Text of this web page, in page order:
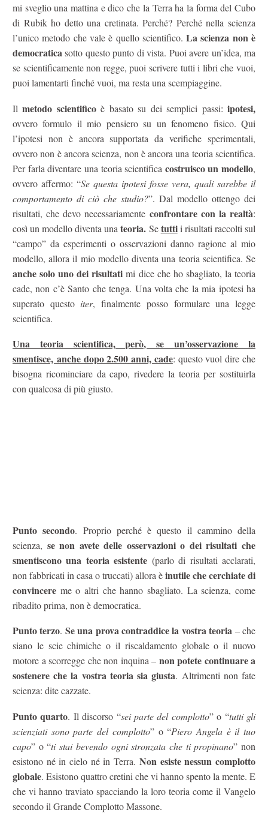
mi sveglio una mattina e dico che la Terra ha la forma del Cubo
di Rubik ho detto una cretinata. Perché? Perché nella scienza
l’unico metodo che vale è quello scientifico.La scienza non è
democraticasotto questo punto di vista. Puoi avere un’idea, ma
se scientificamente non regge, puoi scrivere tutti i libri che vuoi,
puoi lamentarti finché vuoi, ma resta una scempiaggine.
Ilmetodo scientificoè basato su dei semplici passi:ipotesi,
ovvero formulo il mio pensiero su un fenomeno fisico. Qui
l’ipotesi non è ancora supportata da verifiche sperimentali,
ovvero non è ancora scienza, non è ancora una teoria scientifica.
Per farla diventare una teoria scientifica costruisco un modello,
ovvero affermo: “Se questa ipotesi fosse vera, quali sarebbe il
comportamento di ciò che studio?”. Dal modello ottengo dei
risultati, che devo necessariamente confrontare con la realtà:
così un modello diventa unateoria. Setuttii risultati raccolti sul
“campo” da esperimenti o osservazioni danno ragione al mio
modello, allora il mio modello diventa una teoria scientifica. Se
anche solo uno dei risultati mi dice che ho sbagliato, la teoria
cade, non c’è Santo che tenga. Una volta che la mia ipotesi ha
superato questo iter, finalmente posso formulare una legge
scientifica.
Una teoria scientifica, però, se un’osservazione la
smentisce, anche dopo 2.500 anni, cade: questo vuol dire che
bisogna ricominciare da capo, rivedere la teoria per sostituirla
con qualcosa di più giusto.
Punto secondo. Proprio perché è questo il cammino della
scienza, se non avete delle osservazioni o dei risultati che
smentiscono una teoria esistente (parlo di risultati acclarati,
non fabbricati in casa o truccati) allora èinutile che cerchiate di
convincere me o altri che hanno sbagliato. La scienza, come
ribadito prima, non è democratica.
Punto terzo. Se una prova contraddice la vostra teoria – che
siano le scie chimiche o il riscaldamento globale o il nuovo
motore a scorregge che non inquina – non potete continuare a
sostenere che la vostra teoria sia giusta. Altrimenti non fate
scienza: dite cazzate.
Punto quarto. Il discorso “sei parte del complotto” o “tutti gli
scienziati sono parte del complotto” o “Piero Angela è il tuo
capo” o “ti stai bevendo ogni stronzata che ti propinano” non
esistono né in cielo né in Terra. Non esiste nessun complotto
globale. Esistono quattro cretini che vi hanno spento la mente. E
che vi hanno traviato spacciando la loro teoria come il Vangelo
secondo il Grande Complotto Massone.